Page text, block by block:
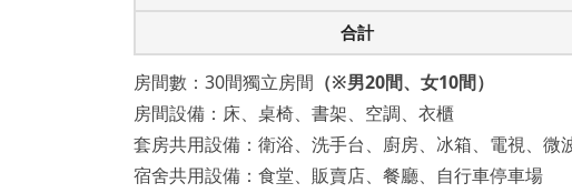
合計
房間數：30間獨立房間 （※男20間、女10間）
房間設備：床、桌椅、書架、空調、衣櫃
套房共用設備：衛浴、洗手台、廚房、冰箱、電視、
宿舍共用設備：食堂、販賣店、餐廳、自行車停車場